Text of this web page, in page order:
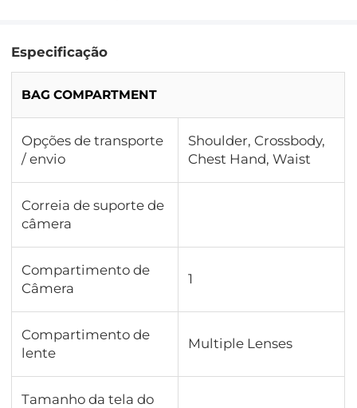
Especificação
BAG COMPARTMENT
Opções de transporte
/ envio
Shoulder, Crossbody,
Chest Hand, Waist
Correia de suporte de
câmera
Compartimento de
Câmera
1
Compartimento de
lente
Multiple Lenses
Tamanho da tela do